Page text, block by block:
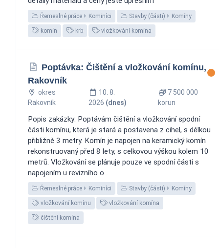
Řemeslné práce Kominíci Stavby (části) Komíny
komín krb vložkování komína
Poptávka: Čištění a vložkování komínu,
Rakovník
okres
Rakovník
10. 8.
2026 (dnes)
7 500 000
korun
Popis zakázky: Poptávám čištění a vložkování spodní
části komínu, která je stará a postavena z cihel, s délkou
přibližně 3 metry. Komín je napojen na keramický komín
rekonstruovaný před 8 lety, s celkovou výškou kolem 10
metrů. Vložkování se plánuje pouze ve spodní části s
napojením u revizního o...
Řemeslné práce Kominíci Stavby (části) Komíny
vložkování komínu vložkování komína
čištění komína